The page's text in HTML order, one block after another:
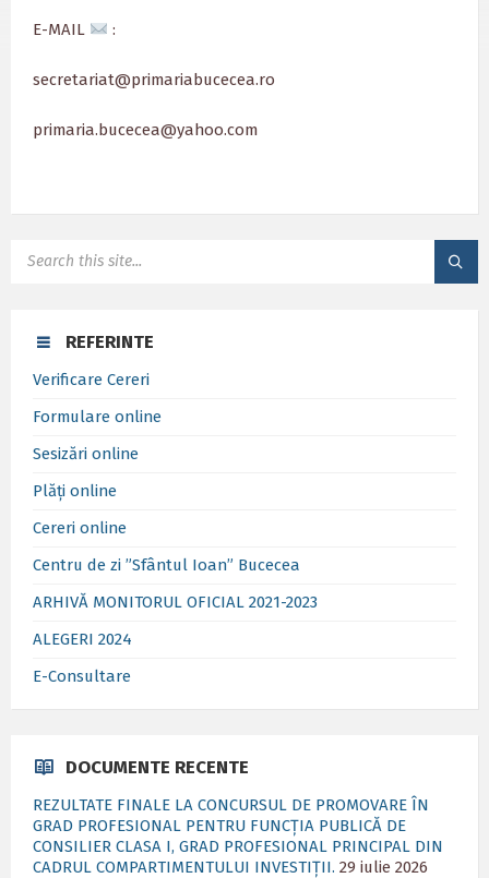
E-MAIL :
secretariat@primariabucecea.ro
primaria.bucecea@yahoo.com
REFERINTE
Verificare Cereri
Formulare online
Sesizări online
Plăți online
Cereri online
Centru de zi ”Sfântul Ioan” Bucecea
ARHIVĂ MONITORUL OFICIAL 2021-2023
ALEGERI 2024
E-Consultare
DOCUMENTE RECENTE
REZULTATE FINALE LA CONCURSUL DE PROMOVARE ÎN
GRAD PROFESIONAL PENTRU FUNCȚIA PUBLICĂ DE
CONSILIER CLASA I, GRAD PROFESIONAL PRINCIPAL DIN
CADRUL COMPARTIMENTULUI INVESTIȚII. 29 iulie 2026